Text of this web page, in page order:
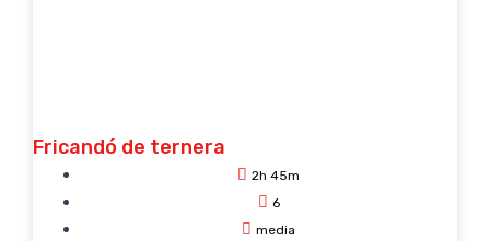
Fricandó de ternera
2h 45m
6
media